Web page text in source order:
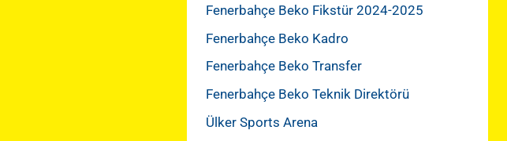
Fenerbahçe Beko Fikstür 2024-2025
Fenerbahçe Beko Kadro
Fenerbahçe Beko Transfer
Fenerbahçe Beko Teknik Direktörü
Ülker Sports Arena